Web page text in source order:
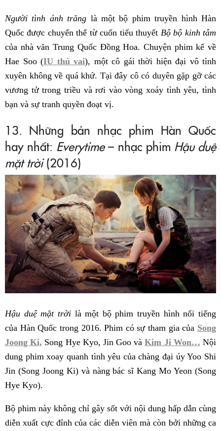
Người tình ánh trăng là một bộ phim truyền hình Hàn
Quốc được chuyển thể từ cuốn tiểu thuyết Bộ bộ kinh tâm
của nhà văn Trung Quốc Đồng Hoa. Chuyện phim kể về
Hae Soo (IU thủ vai), một cô gái thời hiện đại vô tình
xuyên không về quá khứ. Tại đây cô có duyên gặp gỡ các
vương tử trong triều và rơi vào vòng xoáy tình yêu, tình
bạn và sự tranh quyền đoạt vị.
13. Những bản nhạc phim Hàn Quốc
hay nhất: Everytime– nhạc phim Hậu duệ
mặt trời(2016)
Hậu duệ mặt trờilà một bộ phim truyền hình nổi tiếng
của Hàn Quốc trong 2016. Phim có sự tham gia của Song
Joong Ki, Song Hye Kyo, Jin Goo vàKim Ji Won… Nội
dung phim xoay quanh tình yêu của chàng đại úy Yoo Shi
Jin (Song Joong Ki) và nàng bác sĩ Kang Mo Yeon (Song
Hye Kyo).
Bộ phim này không chỉ gây sốt với nội dung hấp dẫn cùng
diễn xuất cực đỉnh của các diễn viên mà còn bởi những ca